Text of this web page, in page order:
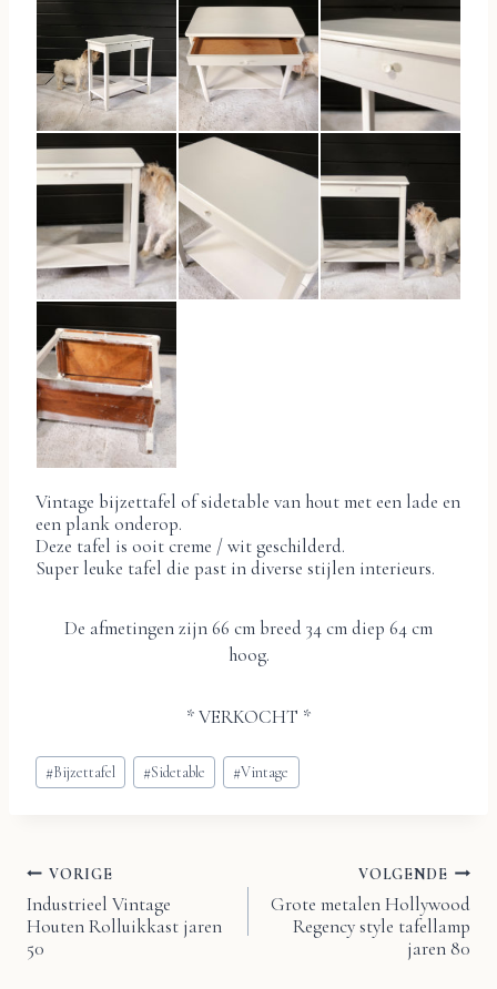
Vintage bijzettafel of sidetable van hout met een lade en
een plank onderop.
Deze tafel is ooit creme / wit geschilderd.
Super leuke tafel die past in diverse stijlen interieurs.
De afmetingen zijn 66 cm breed 34 cm diep 64 cm
hoog.
* VERKOCHT *
Bericht
tags:
#Bijzettafel #Sidetable #Vintage
Bericht
navigatie
VORIGE
Industrieel Vintage
Houten Rolluikkast jaren
50
VOLGENDE
Grote metalen Hollywood
Regency style tafellamp
jaren 80